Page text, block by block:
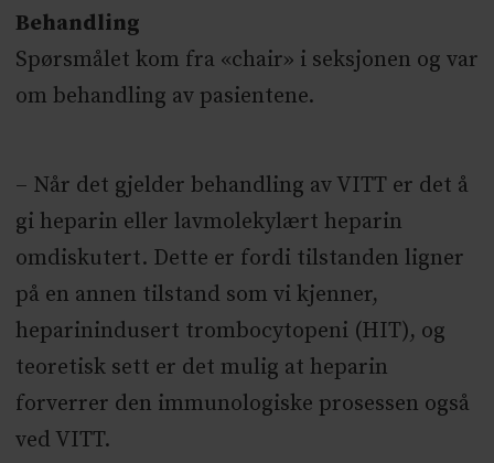
Behandling
Spørsmålet kom fra «chair» i seksjonen og var
om behandling av pasientene.
– Når det gjelder behandling av VITT er det å
gi heparin eller lavmolekylært heparin
omdiskutert. Dette er fordi tilstanden ligner
på en annen tilstand som vi kjenner,
heparinindusert trombocytopeni (HIT), og
teoretisk sett er det mulig at heparin
forverrer den immunologiske prosessen også
ved VITT.